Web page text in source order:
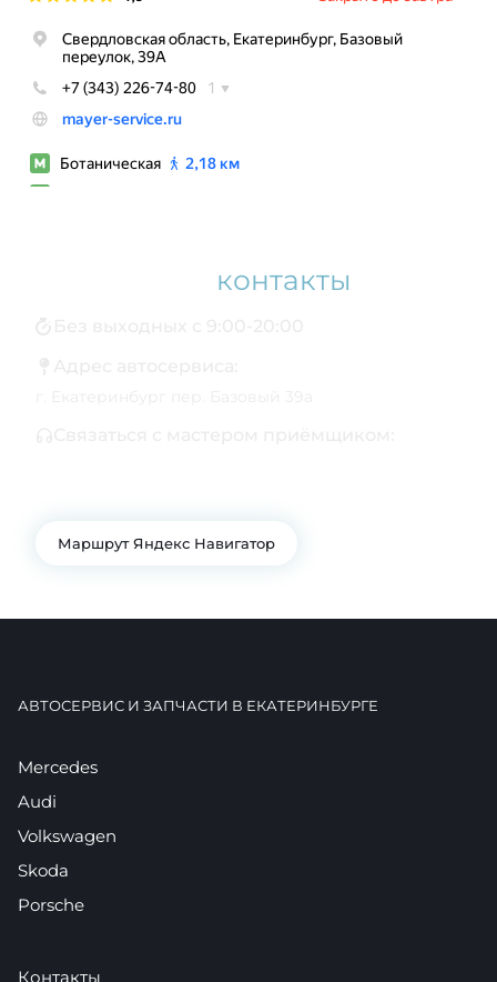
контакты
Маршрут Яндекс Навигатор
АВТОСЕРВИС И ЗАПЧАСТИ В ЕКАТЕРИНБУРГЕ
Mercedes
Audi
Volkswagen
Skoda
Porsche
Контакты